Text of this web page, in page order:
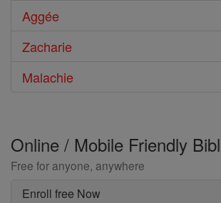
Aggée
Zacharie
Malachie
Online / Mobile Friendly
Free for anyone, anywhere
Enroll free Now